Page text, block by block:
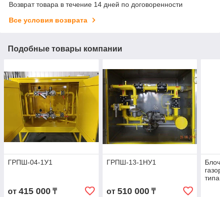
Возврат товара в течение 14 дней по договоренности
Все условия возврата
Подобные товары компании
ГРПШ-04-1У1
от 415 000 ₸
ГРПШ-13-1НУ1
от 510 000₸